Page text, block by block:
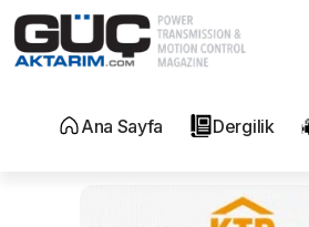
Ana Sayfa Dergilik